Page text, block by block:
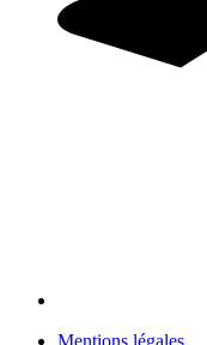
Mentions légales